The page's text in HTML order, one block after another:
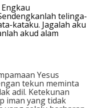
telinga-
kataku. Jagalah aku
akud alam
Yesus
tekun meminta
adil. Ketekunan
iman yang tidak